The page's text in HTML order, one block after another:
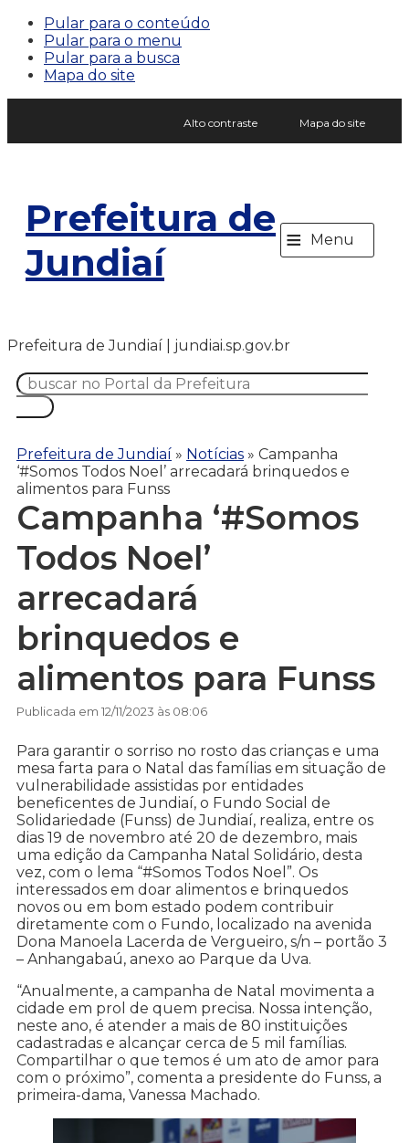
Pular para o conteúdo
Pular para o menu
Pular para a busca
Mapa do site
Alto contraste Mapa do site
Prefeitura de
Jundiaí
≡ Menu
Prefeitura de Jundiaí | jundiai.sp.gov.br
Prefeitura de Jundiaí » Notícias » Campanha
‘#Somos Todos Noel’ arrecadará brinquedos e
alimentos para Funss
Campanha ‘#Somos
Todos Noel’
arrecadará
brinquedos e
alimentos para Funss
Publicada em 12/11/2023 às 08:06
Para garantir o sorriso no rosto das crianças e uma
mesa farta para o Natal das famílias em situação de
vulnerabilidade assistidas por entidades
beneficentes de Jundiaí, o Fundo Social de
Solidariedade (Funss) de Jundiaí, realiza, entre os
dias 19 de novembro até 20 de dezembro, mais
uma edição da Campanha Natal Solidário, desta
vez, com o lema “#Somos Todos Noel”. Os
interessados em doar alimentos e brinquedos
novos ou em bom estado podem contribuir
diretamente com o Fundo, localizado na avenida
Dona Manoela Lacerda de Vergueiro, s/n – portão 3
– Anhangabaú, anexo ao Parque da Uva.
“Anualmente, a campanha de Natal movimenta a
cidade em prol de quem precisa. Nossa intenção,
neste ano, é atender a mais de 80 instituições
cadastradas e alcançar cerca de 5 mil famílias.
Compartilhar o que temos é um ato de amor para
com o próximo”, comenta a presidente do Funss, a
primeira-dama, Vanessa Machado.